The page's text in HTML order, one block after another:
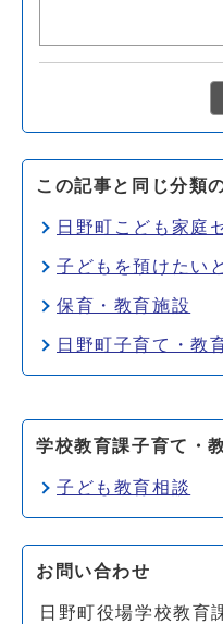
この記事と同じ分類
日野町こども家庭
子どもを預けたい
保育・教育施設
日野町子育て・教
学校教育課子育て・
子ども教育相談
お問い合わせ
日野町役場学校教育